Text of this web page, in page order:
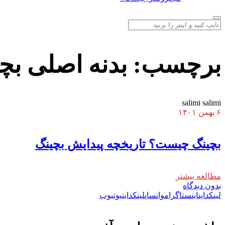
برچسب: بدنه اصلی
salimi salimi
۶ بهمن ۱۴۰۱
بچینگ چیست؟ تاریخچه پیدایش بچینگ
مطالعه بیشتر
بدون دیدگاه
لینکدایناینستاگرامواتساپلینکداینیوتیوب